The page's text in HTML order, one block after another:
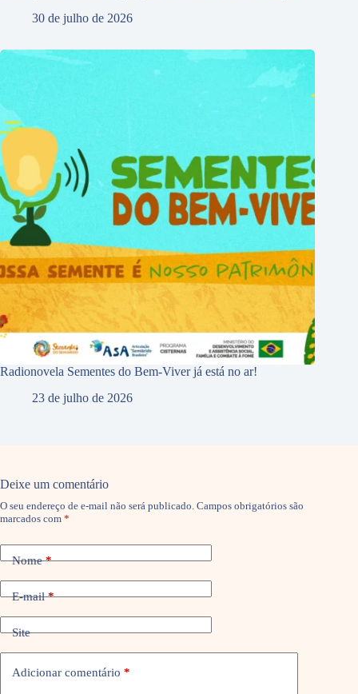
30 de julho de 2026
Radionovela Sementes do Bem-Viver já está no ar!
23 de julho de 2026
Deixe um comentário
O seu endereço de e-mail não será publicado. Campos obrigatórios são
marcados com *
Nome*
E-mail*
Site
Adicionar comentário *